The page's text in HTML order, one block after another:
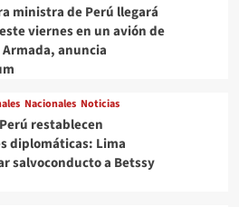
ministra de Perú llegará
viernes en un avión de
Armada, anuncia
Nacionales Noticias
restablecen
diplomáticas: Lima
salvoconducto a Betssy